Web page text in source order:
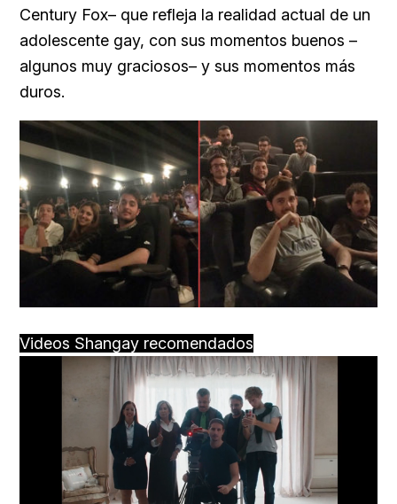
Century Fox– que refleja la realidad actual de un
adolescente gay, con sus momentos buenos –
algunos muy graciosos– y sus momentos más
duros.
Videos Shangay recomendados